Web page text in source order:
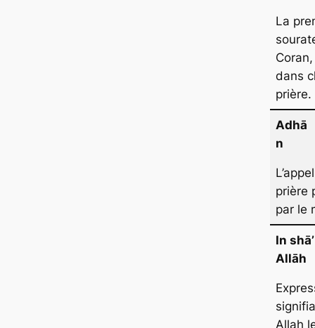
La
dans
prière.
Adhā
n
prière
par le
In shā’
Allāh
Allah